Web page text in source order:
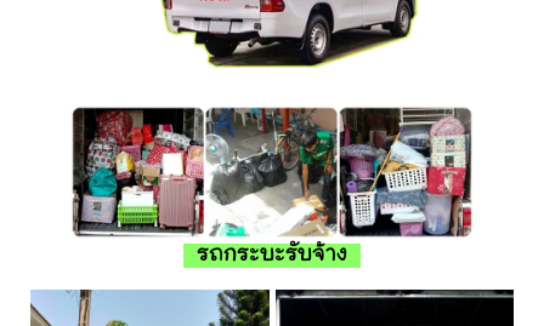
รถกระบะรับจ้าง